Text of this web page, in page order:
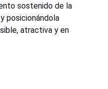
sostenido de la
posicionándola
atractiva y en